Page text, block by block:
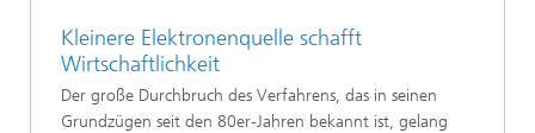
Kleinere Elektronenquelle schafft
Wirtschaftlichkeit
Der große Durchbruch des Verfahrens, das in seinen
Grundzügen seit den 80er-Jahren bekannt ist, gelang